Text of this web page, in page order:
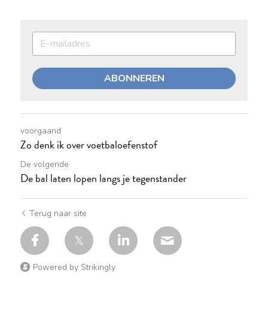
ABONNEREN
voorgaand
Zo denk ik over voetbaloefenstof
De volgende
De bal laten lopen langs je tegenstander
Terug naar site
Powered by Strikingly